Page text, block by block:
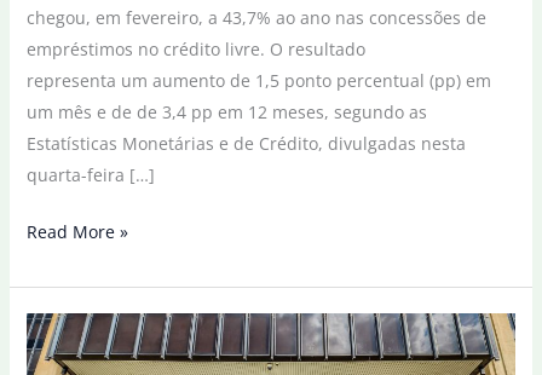
chegou, em fevereiro, a 43,7% ao ano nas concessões de
empréstimos no crédito livre. O resultado
representa um aumento de 1,5 ponto percentual (pp) em
um mês e de de 3,4 pp em 12 meses, segundo as
Estatísticas Monetárias e de Crédito, divulgadas nesta
quarta-feira […]
Juros
cobrados
pelos
bancos
Read More »